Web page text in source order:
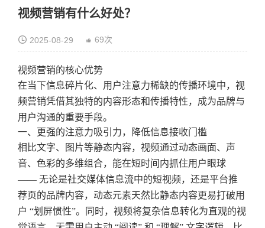
视频营销有什么好处？
2025-08-29 69次
视频营销的核心优势
在当下信息碎片化、用户注意力稀缺的传播环境中，视
频营销凭借其独特的内容形态和传播特性，成为品牌与
用户沟通的重要手段。
一、更强的注意力吸引力，降低信息接收门槛
相比文字、图片等静态内容，视频通过动态画面、声
音、色彩的多维组合，能在短时间内抓住用户眼球
—— 无论是社交媒体信息流中的短视频，还是平台推
荐页的品牌内容，动态元素天然比静态内容更易打破用
户 “划屏惯性”。同时，视频将复杂信息转化为直观的视